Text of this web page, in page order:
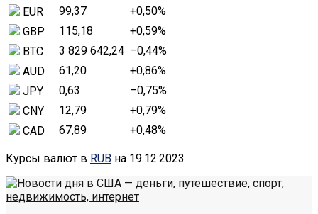
EUR
99,37 +0,50%
GBP
115,18 +0,59%
BTC
3 829 642,24 –0,44%
AUD
61,20 +0,86%
JPY
0,63 –0,75%
CNY
12,79 +0,79%
CAD
67,89 +0,48%
Курсы валют в RUB на 19.12.2023